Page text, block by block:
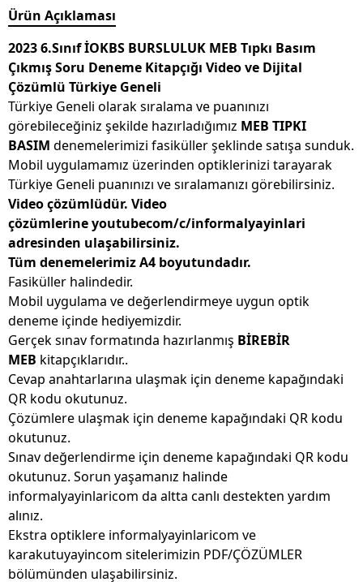
Ürün Açıklaması
2023 6.Sınıf İOKBS BURSLULUK MEB Tıpkı Basım
Çıkmış Soru Deneme Kitapçığı Video ve Dijital
Çözümlü Türkiye Geneli
Türkiye Geneli olarak sıralama ve puanınızı
görebileceğiniz şekilde hazırladığımız MEB TIPKI
BASIM denemelerimizi fasiküller şeklinde satışa sunduk.
Mobil uygulamamız üzerinden optiklerinizi tarayarak
Türkiye Geneli puanınızı ve sıralamanızı görebilirsiniz.
Video çözümlüdür. Video
çözümlerine youtubecom/c/informalyayinlari
adresinden ulaşabilirsiniz.
Tüm denemelerimiz A4 boyutundadır.
Fasiküller halindedir.
Mobil uygulama ve değerlendirmeye uygun optik
deneme içinde hediyemizdir.
Gerçek sınav formatında hazırlanmış BİREBİR
MEB kitapçıklarıdır..
Cevap anahtarlarına ulaşmak için deneme kapağındaki
QR kodu okutunuz.
Çözümlere ulaşmak için deneme kapağındaki QR kodu
okutunuz.
Sınav değerlendirme için deneme kapağındaki QR kodu
okutunuz. Sorun yaşamanız halinde
informalyayinlaricom da altta canlı destekten yardım
alınız.
Ekstra optiklere informalyayinlaricom ve
karakutuyayincom sitelerimizin PDF/ÇÖZÜMLER
bölümünden ulaşabilirsiniz.